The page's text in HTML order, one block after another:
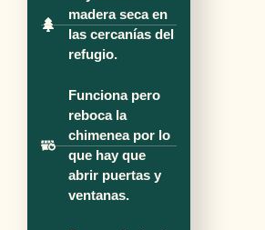
madera seca en
las cercanías del
refugio.
Funciona pero
reboca la
chimenea por lo
que hay que
abrir puertas y
ventanas.